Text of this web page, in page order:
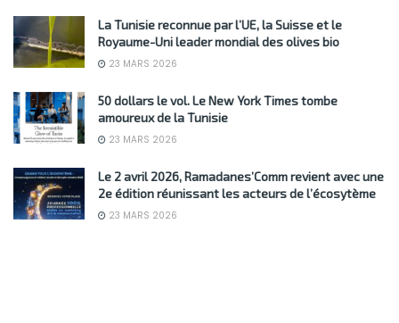
La Tunisie reconnue par l’UE, la Suisse et le
Royaume-Uni leader mondial des olives bio
23 MARS 2026
50 dollars le vol. Le New York Times tombe
amoureux de la Tunisie
23 MARS 2026
Le 2 avril 2026, Ramadanes’Comm revient avec une
2e édition réunissant les acteurs de l’écosytème
23 MARS 2026